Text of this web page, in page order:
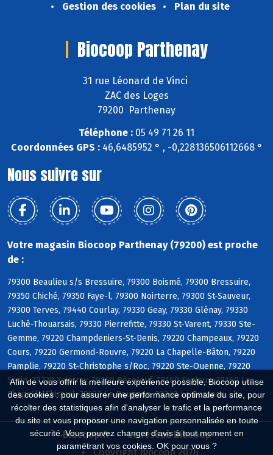
Afin de vous offrir la meilleure expérience possible, Biocoop utilise
des cookies : pour assurer une performance optimale du site, pour
récolter des statistiques afin d'analyser le trafic et la performance
du site et vous proposer une navigation personnalisée en toute
sécurité. Vous pouvez changer d'avis à tout moment en
paramétrant vos cookies. OK pour vous ?
Gestion des cookies
Plan du site
Biocoop Parthenay
31 rue Léonard de Vinci
ZAC des Loges
79200 Parthenay
Téléphone : 05 49 71 26 11
Coordonnées GPS :46,6485952 ° , -0,228136506112668 °
Nous suivre sur
Votre magasin Biocoop Parthenay (79200) est proche
de :
79300 Beaulieu s/s Bressuire, 79300 Boismé, 79300 Bressuire,
79350 Chiché, 79350 Faye-l, 79300 Noirterre, 79300 St-Sauveur,
79300 Terves, 79440 Courlay, 79330 Geay, 79330 Glénay, 79330
Luché-Thouarsais, 79330 Pierrefitte, 79330 St-Varent, 79330 Ste-
Gemme, 79220 Champdeniers-St-Denis, 79220 Champeaux, 79220
Cours, 79220 Germond-Rouvre, 79220 La Chapelle-Bâton, 79220
Pamplie, 79220 St-Christophe s/Roc, 79220 Ste-Ouenne, 79220
Surin, 79220 Xaintray, 79160 Béceleuf, 79160 Fenioux, 79160 La
Chapelle-Thireuil, 79130 Le Beugnon, 79240 Le Busseau
Biocoop.fr
Le réseau Biocoop
Copyright Biocoop 2026